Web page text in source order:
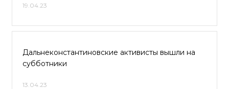
19.04.23
Дальнеконстантиновские активисты вышли на
субботники
13.04.23